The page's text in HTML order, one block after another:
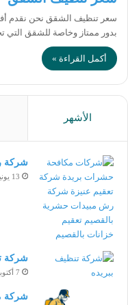
سعر تنظيف الشقق نحن نقدم
بدور ممتاز وخاصة للشقق التي
أكمل القراءة »
الأشهر
شركة
13 يونيو، 2021
شركة
7 أكتوبر، 2019
شركة